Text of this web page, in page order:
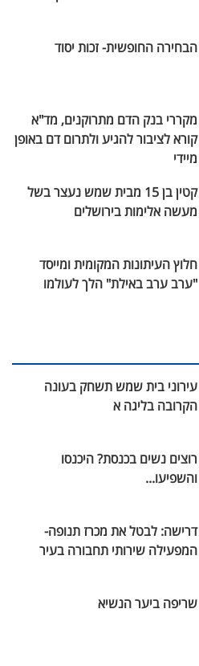
הבחירה החופשית- זכות יסוד
מקררי בנק הדם מתרוקנים, מד"א
קורא לציבור להגיע ולתרום דם באופן
מיידי
קטין בן 15 מבית שמש נעצר בשל
מעשה אלימות בירושלים
חלוץ העיתונות המקומית ומייסד
"ערב ערב באילת" הלך לעולמו
עירוני בית שמש תשחק בעונה
הקרובה בליגה א
רוצים נשים בכנסת? היכנסו
והשפיעו...
דרישה: לבטל את מכרז תנופה-
המפעילה שירותי תחבורה בעיר
שריפה ביער הנשיא